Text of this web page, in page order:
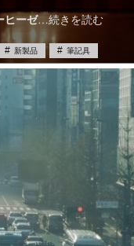
ヒーゼ…続きを読む
新製品 筆記具